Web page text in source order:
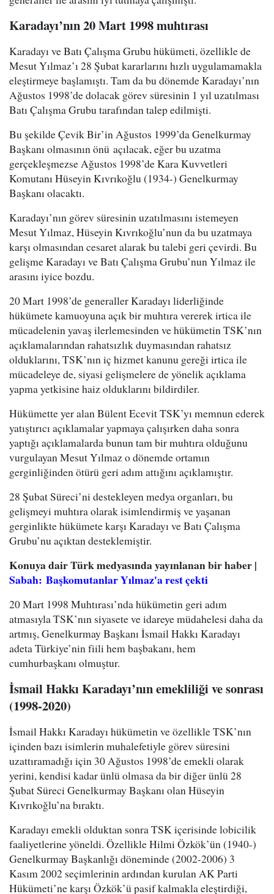
Karadayı’nın 20 Mart 1998 muhtırası
Karadayı ve Batı Çalışma Grubu hükümeti, özellikle de
Mesut Yılmaz’ı 28 Şubat kararlarını hızlı uygulamamakla
eleştirmeye başlamıştı. Tam da bu dönemde Karadayı’nın
Ağustos 1998’de dolacak görev süresinin 1 yıl uzatılması
Batı Çalışma Grubu tarafından talep edilmişti.
Bu şekilde Çevik Bir’in Ağustos 1999’da Genelkurmay
Başkanı olmasının önü açılacak, eğer bu uzatma
gerçekleşmezse Ağustos 1998’de Kara Kuvvetleri
Komutanı Hüseyin Kıvrıkoğlu (1934-) Genelkurmay
Başkanı olacaktı.
Karadayı’nın görev süresinin uzatılmasını istemeyen
Mesut Yılmaz, Hüseyin Kıvrıkoğlu’nun da bu uzatmaya
karşı olmasından cesaret alarak bu talebi geri çevirdi. Bu
gelişme Karadayı ve Batı Çalışma Grubu’nun Yılmaz ile
arasını iyice bozdu.
20 Mart 1998’de generaller Karadayı liderliğinde
hükümete kamuoyuna açık bir muhtıra vererek irtica ile
mücadelenin yavaş ilerlemesinden ve hükümetin TSK’nın
açıklamalarından rahatsızlık duymasından rahatsız
olduklarını, TSK’nın iç hizmet kanunu gereği irtica ile
mücadeleye de, siyasi gelişmelere de yönelik açıklama
yapma yetkisine haiz olduklarını bildirdiler.
Hükümette yer alan Bülent Ecevit TSK’yı memnun ederek
yatıştırıcı açıklamalar yapmaya çalışırken daha sonra
yaptığı açıklamalarda bunun tam bir muhtıra olduğunu
vurgulayan Mesut Yılmaz o dönemde ortamın
gerginliğinden ötürü geri adım attığını açıklamıştır.
28 Şubat Süreci’ni destekleyen medya organları, bu
gelişmeyi muhtıra olarak isimlendirmiş ve yaşanan
gerginlikte hükümete karşı Karadayı ve Batı Çalışma
Grubu’nu açıktan desteklemiştir.
Konuya dair Türk medyasında yayınlanan bir haber |
Sabah: Başkomutanlar Yılmaz'a rest çekti
20 Mart 1998 Muhtırası’nda hükümetin geri adım
atmasıyla TSK’nın siyasete ve idareye müdahelesi daha da
artmış, Genelkurmay Başkanı İsmail Hakkı Karadayı
adeta Türkiye’nin fiili hem başbakanı, hem
cumhurbaşkanı olmuştur.
İsmail Hakkı Karadayı’nın emekliliği ve sonrası
(1998-2020)
İsmail Hakkı Karadayı hükümetin ve özellikle TSK’nın
içinden bazı isimlerin muhalefetiyle görev süresini
uzattıramadığı için 30 Ağustos 1998’de emekli olarak
yerini, kendisi kadar ünlü olmasa da bir diğer ünlü 28
Şubat Süreci Genelkurmay Başkanı olan Hüseyin
Kıvrıkoğlu’na bıraktı.
Karadayı emekli olduktan sonra TSK içerisinde lobicilik
faaliyetlerine yöneldi. Özellikle Hilmi Özkök’ün (1940-)
Genelkurmay Başkanlığı döneminde (2002-2006) 3
Kasım 2002 seçimlerinin ardından kurulan AK Parti
Hükümeti’ne karşı Özkök’ü pasif kalmakla eleştirdiği,